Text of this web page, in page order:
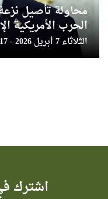
محاولة تأصيل
الحرب الأمريكية
الثلاثاء 7 أبريل 2026 - 14:20:17
اشترك